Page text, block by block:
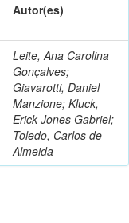
Autor(es)
Leite, Ana Carolina
Gonçalves;
Giavarotti, Daniel
Manzione; Kluck,
Erick Jones Gabriel;
Toledo, Carlos de
Almeida